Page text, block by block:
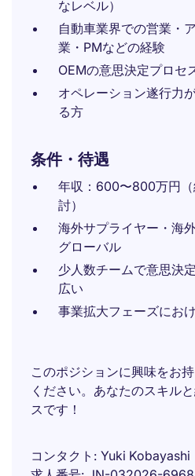
なレベル）
自動車業界での営業・
業・PMなどの経験
OEMの意思決定プロセ
オペレーション遂行力
る方
条件・待遇
年収：600〜800万円
討）
海外サプライヤー・海
グローバル
少人数チームで意思決
広い
事業拡大フェーズにお
このポジションに興味をお
ください。あなたのスキル
スです！
コンタクト
Yuki Kobayashi